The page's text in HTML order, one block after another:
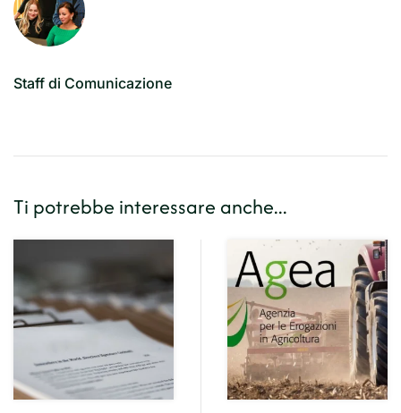
Staff di Comunicazione
Ti potrebbe interessare anche...